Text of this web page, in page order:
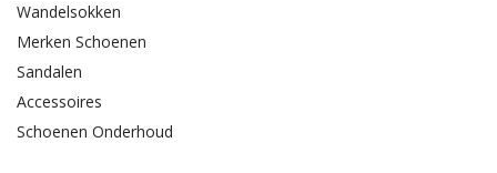
Wandelsokken
Merken Schoenen
Sandalen
Accessoires
Schoenen Onderhoud